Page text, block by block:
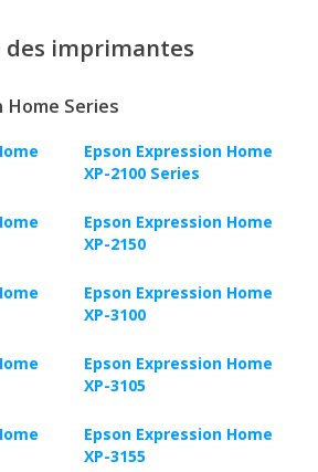
imprimantes
Home Series
Epson Expression Home
XP-2100 Series
Epson Expression Home
XP-2150
Epson Expression Home
XP-3100
Epson Expression Home
XP-3105
Epson Expression Home
XP-3155